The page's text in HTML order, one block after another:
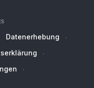
Datenerhebung